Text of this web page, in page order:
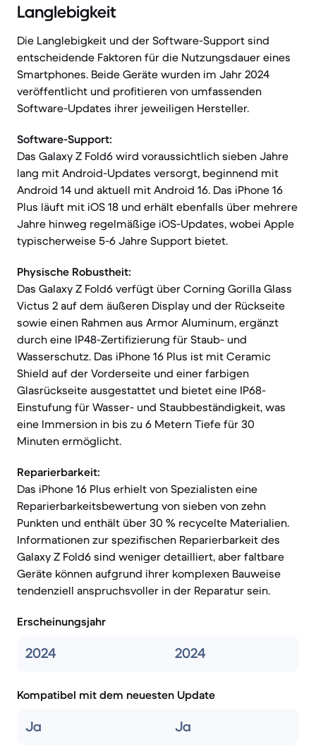
Langlebigkeit
Die Langlebigkeit und der Software-Support sind
entscheidende Faktoren für die Nutzungsdauer eines
Smartphones. Beide Geräte wurden im Jahr 2024
veröffentlicht und profitieren von umfassenden
Software-Updates ihrer jeweiligen Hersteller.
Software-Support:
Das Galaxy Z Fold6 wird voraussichtlich sieben Jahre
lang mit Android-Updates versorgt, beginnend mit
Android 14 und aktuell mit Android 16. Das iPhone 16
Plus läuft mit iOS 18 und erhält ebenfalls über mehrere
Jahre hinweg regelmäßige iOS-Updates, wobei Apple
typischerweise 5-6 Jahre Support bietet.
Physische Robustheit:
Das Galaxy Z Fold6 verfügt über Corning Gorilla Glass
Victus 2 auf dem äußeren Display und der Rückseite
sowie einen Rahmen aus Armor Aluminum, ergänzt
durch eine IP48-Zertifizierung für Staub- und
Wasserschutz. Das iPhone 16 Plus ist mit Ceramic
Shield auf der Vorderseite und einer farbigen
Glasrückseite ausgestattet und bietet eine IP68-
Einstufung für Wasser- und Staubbeständigkeit, was
eine Immersion in bis zu 6 Metern Tiefe für 30
Minuten ermöglicht.
Reparierbarkeit:
Das iPhone 16 Plus erhielt von Spezialisten eine
Reparierbarkeitsbewertung von sieben von zehn
Punkten und enthält über 30 % recycelte Materialien.
Informationen zur spezifischen Reparierbarkeit des
Galaxy Z Fold6 sind weniger detailliert, aber faltbare
Geräte können aufgrund ihrer komplexen Bauweise
tendenziell anspruchsvoller in der Reparatur sein.
Erscheinungsjahr
2024 2024
Kompatibel mit dem neuesten Update
Ja Ja